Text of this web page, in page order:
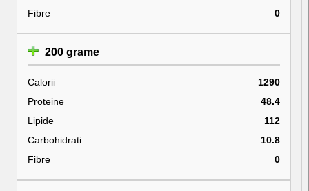
Fibre
0
200 grame
Calorii
1290
Proteine
48.4
Lipide
112
Carbohidrati
10.8
Fibre
0